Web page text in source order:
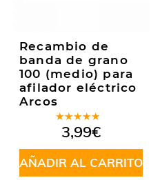
Recambio de
banda de grano
100 (medio) para
afilador eléctrico
Arcos
Valorado
en4.75
de 5
3,99€
AÑADIR AL CARRITO